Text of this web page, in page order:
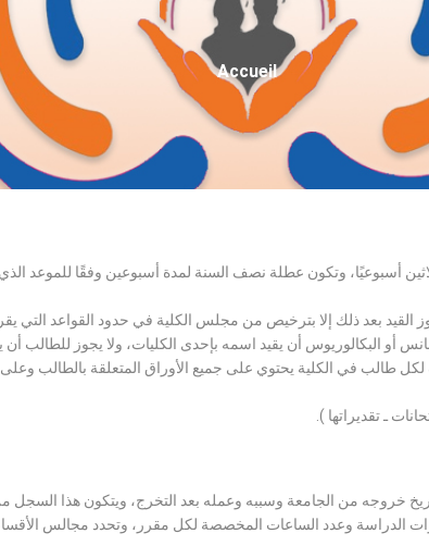
Fil
D'Ariane
Accueil
أسبوعيًا، وتكون عطلة نصف السنة لمدة أسبوعين وفقًا للموعد
القيد بعد ذلك إلا بترخيص من مجلس الكلية في حدود القواعد التي
أو البكالوريوس أن يقيد اسمه بإحدى الكليات، ولا يجوز
لكل طالب في الكلية يحتوي على جميع الأوراق المتعلقة بالطالب
ـ تقديراتها ).
خروجه من الجامعة وسببه وعمله بعد التخرج، ويتكون هذا السجل
سنوات الدراسة وعدد الساعات المخصصة لكل مقرر، وتحدد مجالس